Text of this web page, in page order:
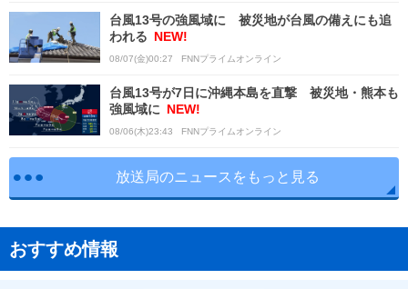
台風13号の強風域に 被災地が台風の備えにも追
われる NEW!
08/07(金)00:27 FNNプライムオンライン
台風13号が7日に沖縄本島を直撃 被災地・熊本も
強風域に NEW!
08/06(木)23:43 FNNプライムオンライン
放送局のニュースをもっと見る
おすすめ情報